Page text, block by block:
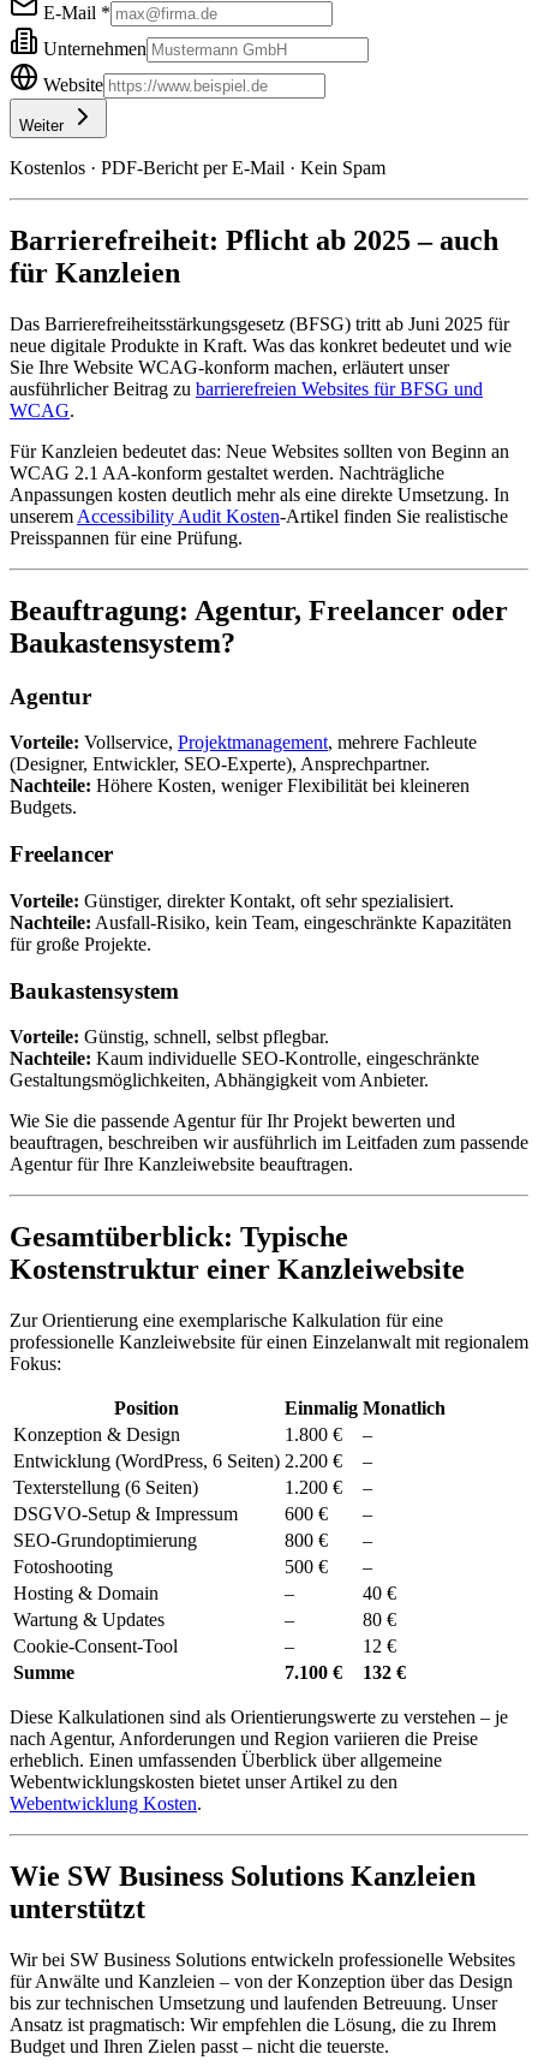
E-Mail *
Unternehmen
Website
Weiter
Kostenlos · PDF-Bericht per E-Mail · Kein Spam
Barrierefreiheit: Pflicht ab 2025 – auch
für Kanzleien
Das Barrierefreiheitsstärkungsgesetz (BFSG) tritt ab Juni 2025 für
neue digitale Produkte in Kraft. Was das konkret bedeutet und wie
Sie Ihre Website WCAG-konform machen, erläutert unser
ausführlicher Beitrag zu barrierefreien Websites für BFSG und
WCAG.
Für Kanzleien bedeutet das: Neue Websites sollten von Beginn an
WCAG 2.1 AA-konform gestaltet werden. Nachträgliche
Anpassungen kosten deutlich mehr als eine direkte Umsetzung. In
unserem Accessibility Audit Kosten-Artikel finden Sie realistische
Preisspannen für eine Prüfung.
Beauftragung: Agentur, Freelancer oder
Baukastensystem?
Agentur
Vorteile: Vollservice, Projektmanagement, mehrere Fachleute
(Designer, Entwickler, SEO-Experte), Ansprechpartner.
Nachteile: Höhere Kosten, weniger Flexibilität bei kleineren
Budgets.
Freelancer
Vorteile: Günstiger, direkter Kontakt, oft sehr spezialisiert.
Nachteile: Ausfall-Risiko, kein Team, eingeschränkte Kapazitäten
für große Projekte.
Baukastensystem
Vorteile: Günstig, schnell, selbst pflegbar.
Nachteile: Kaum individuelle SEO-Kontrolle, eingeschränkte
Gestaltungsmöglichkeiten, Abhängigkeit vom Anbieter.
Wie Sie die passende Agentur für Ihr Projekt bewerten und
beauftragen, beschreiben wir ausführlich im Leitfaden zum passende
Agentur für Ihre Kanzleiwebsite beauftragen.
Gesamtüberblick: Typische
Kostenstruktur einer Kanzleiwebsite
Zur Orientierung eine exemplarische Kalkulation für eine
professionelle Kanzleiwebsite für einen Einzelanwalt mit regionalem
Fokus:
Position Einmalig Monatlich
Konzeption & Design
1.800 €
–
Entwicklung (WordPress, 6 Seiten) 2.200 €
–
Texterstellung (6 Seiten)
1.200 €
–
DSGVO-Setup & Impressum
600 €
–
SEO-Grundoptimierung
800 €
–
Fotoshooting
500 €
–
Hosting & Domain
–
40 €
Wartung & Updates
–
80 €
Cookie-Consent-Tool
–
12 €
Summe
7.100 € 132 €
Diese Kalkulationen sind als Orientierungswerte zu verstehen – je
nach Agentur, Anforderungen und Region variieren die Preise
erheblich. Einen umfassenden Überblick über allgemeine
Webentwicklungskosten bietet unser Artikel zu den
Webentwicklung Kosten.
Wie SW Business Solutions Kanzleien
unterstützt
Wir bei SW Business Solutions entwickeln professionelle Websites
für Anwälte und Kanzleien – von der Konzeption über das Design
bis zur technischen Umsetzung und laufenden Betreuung. Unser
Ansatz ist pragmatisch: Wir empfehlen die Lösung, die zu Ihrem
Budget und Ihren Zielen passt – nicht die teuerste.